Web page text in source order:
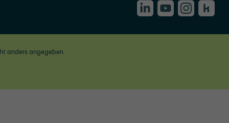
anders angegeben.